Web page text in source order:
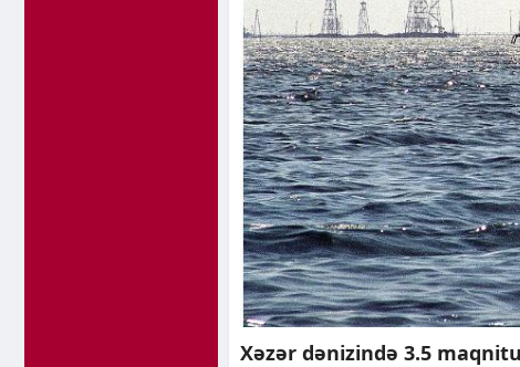
Xəzər dənizində 3.5